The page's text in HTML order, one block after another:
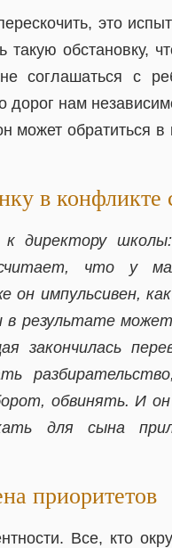
это
обстановку,
с
дорог нам
может обратиться
в конфликте
директору
что у
импульсивен,
результате
закончилась
обвинять. И
для сына
приоритетов
Все, кто